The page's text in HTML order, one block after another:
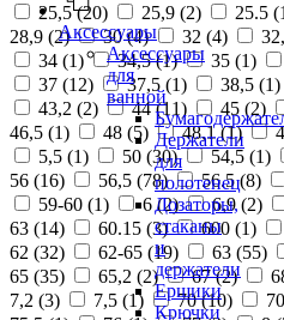
Аксессуары
Аксессуары
для
ванной
Держатели
для
полотенец
Дозаторы,
стаканы
и
держатели
Ершики
Крючки
25,5 (20) 25,9 (2) 25.5 (1
28,9 (2) 30 (4) 32 (4)
34 (1) 34,5 (1) 35 (1)
37 (12) 37,5 (1) 38,5 (1)
43,2 (2) 44 (11) 45 (2)
46,5 (1) 48 (5) 48,1 (1)
5,5 (1) 50 (30) 54,5 (1)
56 (16) 56,5 (78) 56.5 (8)
59-60 (1) 6 (2) 6,9 (2)
63 (14) 60.15 (3) 600 (1)
62 (32) 62-65 (19) 63 (55)
65 (35) 65,2 (2) 67 (2)
7,2 (3) 7,5 (1) 70 (10)